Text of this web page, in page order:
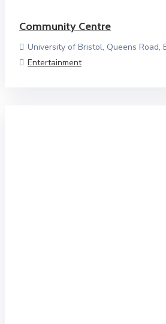
Community Centre
University of Bristol, Queens Road,
Entertainment